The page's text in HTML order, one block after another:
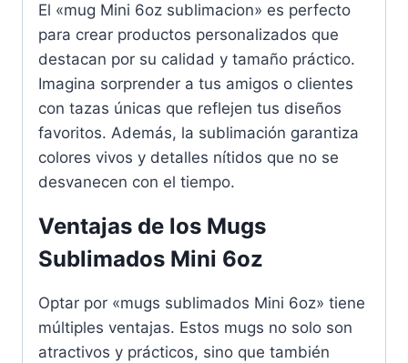
El «mug Mini 6oz sublimacion» es perfecto
para crear productos personalizados que
destacan por su calidad y tamaño práctico.
Imagina sorprender a tus amigos o clientes
con tazas únicas que reflejen tus diseños
favoritos. Además, la sublimación garantiza
colores vivos y detalles nítidos que no se
desvanecen con el tiempo.
Ventajas de los Mugs
Sublimados Mini 6oz
Optar por «mugs sublimados Mini 6oz» tiene
múltiples ventajas. Estos mugs no solo son
atractivos y prácticos, sino que también